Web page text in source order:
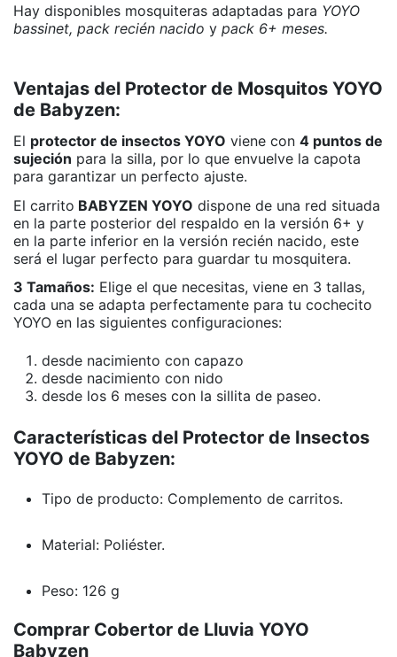
Hay disponibles mosquiteras adaptadas para YOYO
bassinet, pack recién nacido y pack 6+ meses.
Ventajas del Protector de Mosquitos YOYO
de Babyzen:
El protector de insectos YOYO viene con 4 puntos de
sujeción para la silla, por lo que envuelve la capota
para garantizar un perfecto ajuste.
El carrito BABYZEN YOYO dispone de una red situada
en la parte posterior del respaldo en la versión 6+ y
en la parte inferior en la versión recién nacido, este
será el lugar perfecto para guardar tu mosquitera.
3 Tamaños: Elige el que necesitas, viene en 3 tallas,
cada una se adapta perfectamente para tu cochecito
YOYO en las siguientes configuraciones:
desde nacimiento con capazo
desde nacimiento con nido
desde los 6 meses con la sillita de paseo.
Características del Protector de Insectos
YOYO de Babyzen:
Tipo de producto: Complemento de carritos.
Material: Poliéster.
Peso: 126 g
Comprar Cobertor de Lluvia YOYO
Babyzen